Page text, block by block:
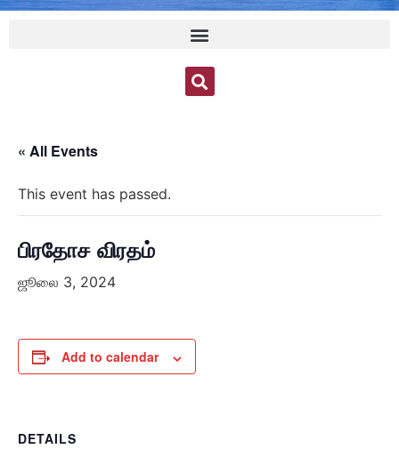
« All Events
This event has passed.
பிரதோச விரதம்
ஜூலை 3, 2024
Add to calendar
DETAILS